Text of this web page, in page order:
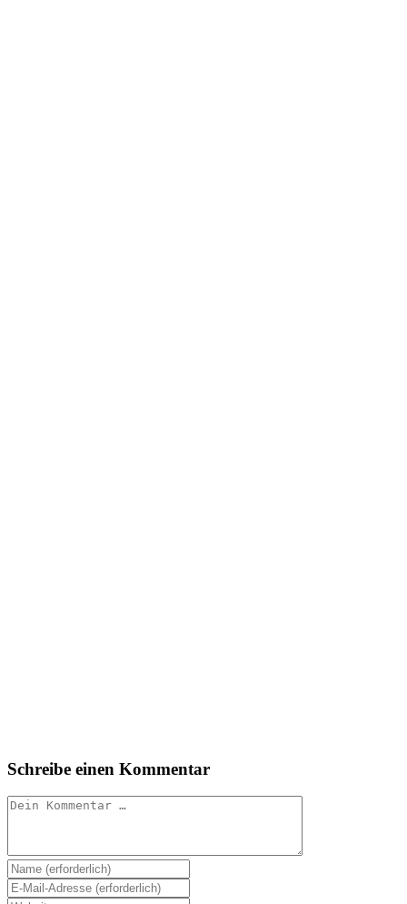
Schreibe einen Kommentar